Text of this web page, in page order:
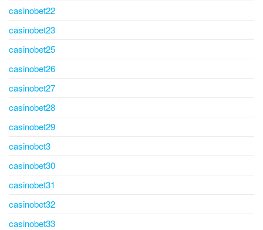
casinobet22
casinobet23
casinobet25
casinobet26
casinobet27
casinobet28
casinobet29
casinobet3
casinobet30
casinobet31
casinobet32
casinobet33